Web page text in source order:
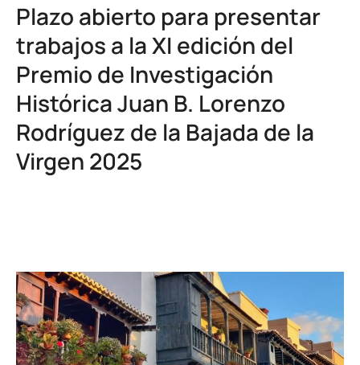
Plazo abierto para presentar
trabajos a la XI edición del
Premio de Investigación
Histórica Juan B. Lorenzo
Rodríguez de la Bajada de la
Virgen 2025